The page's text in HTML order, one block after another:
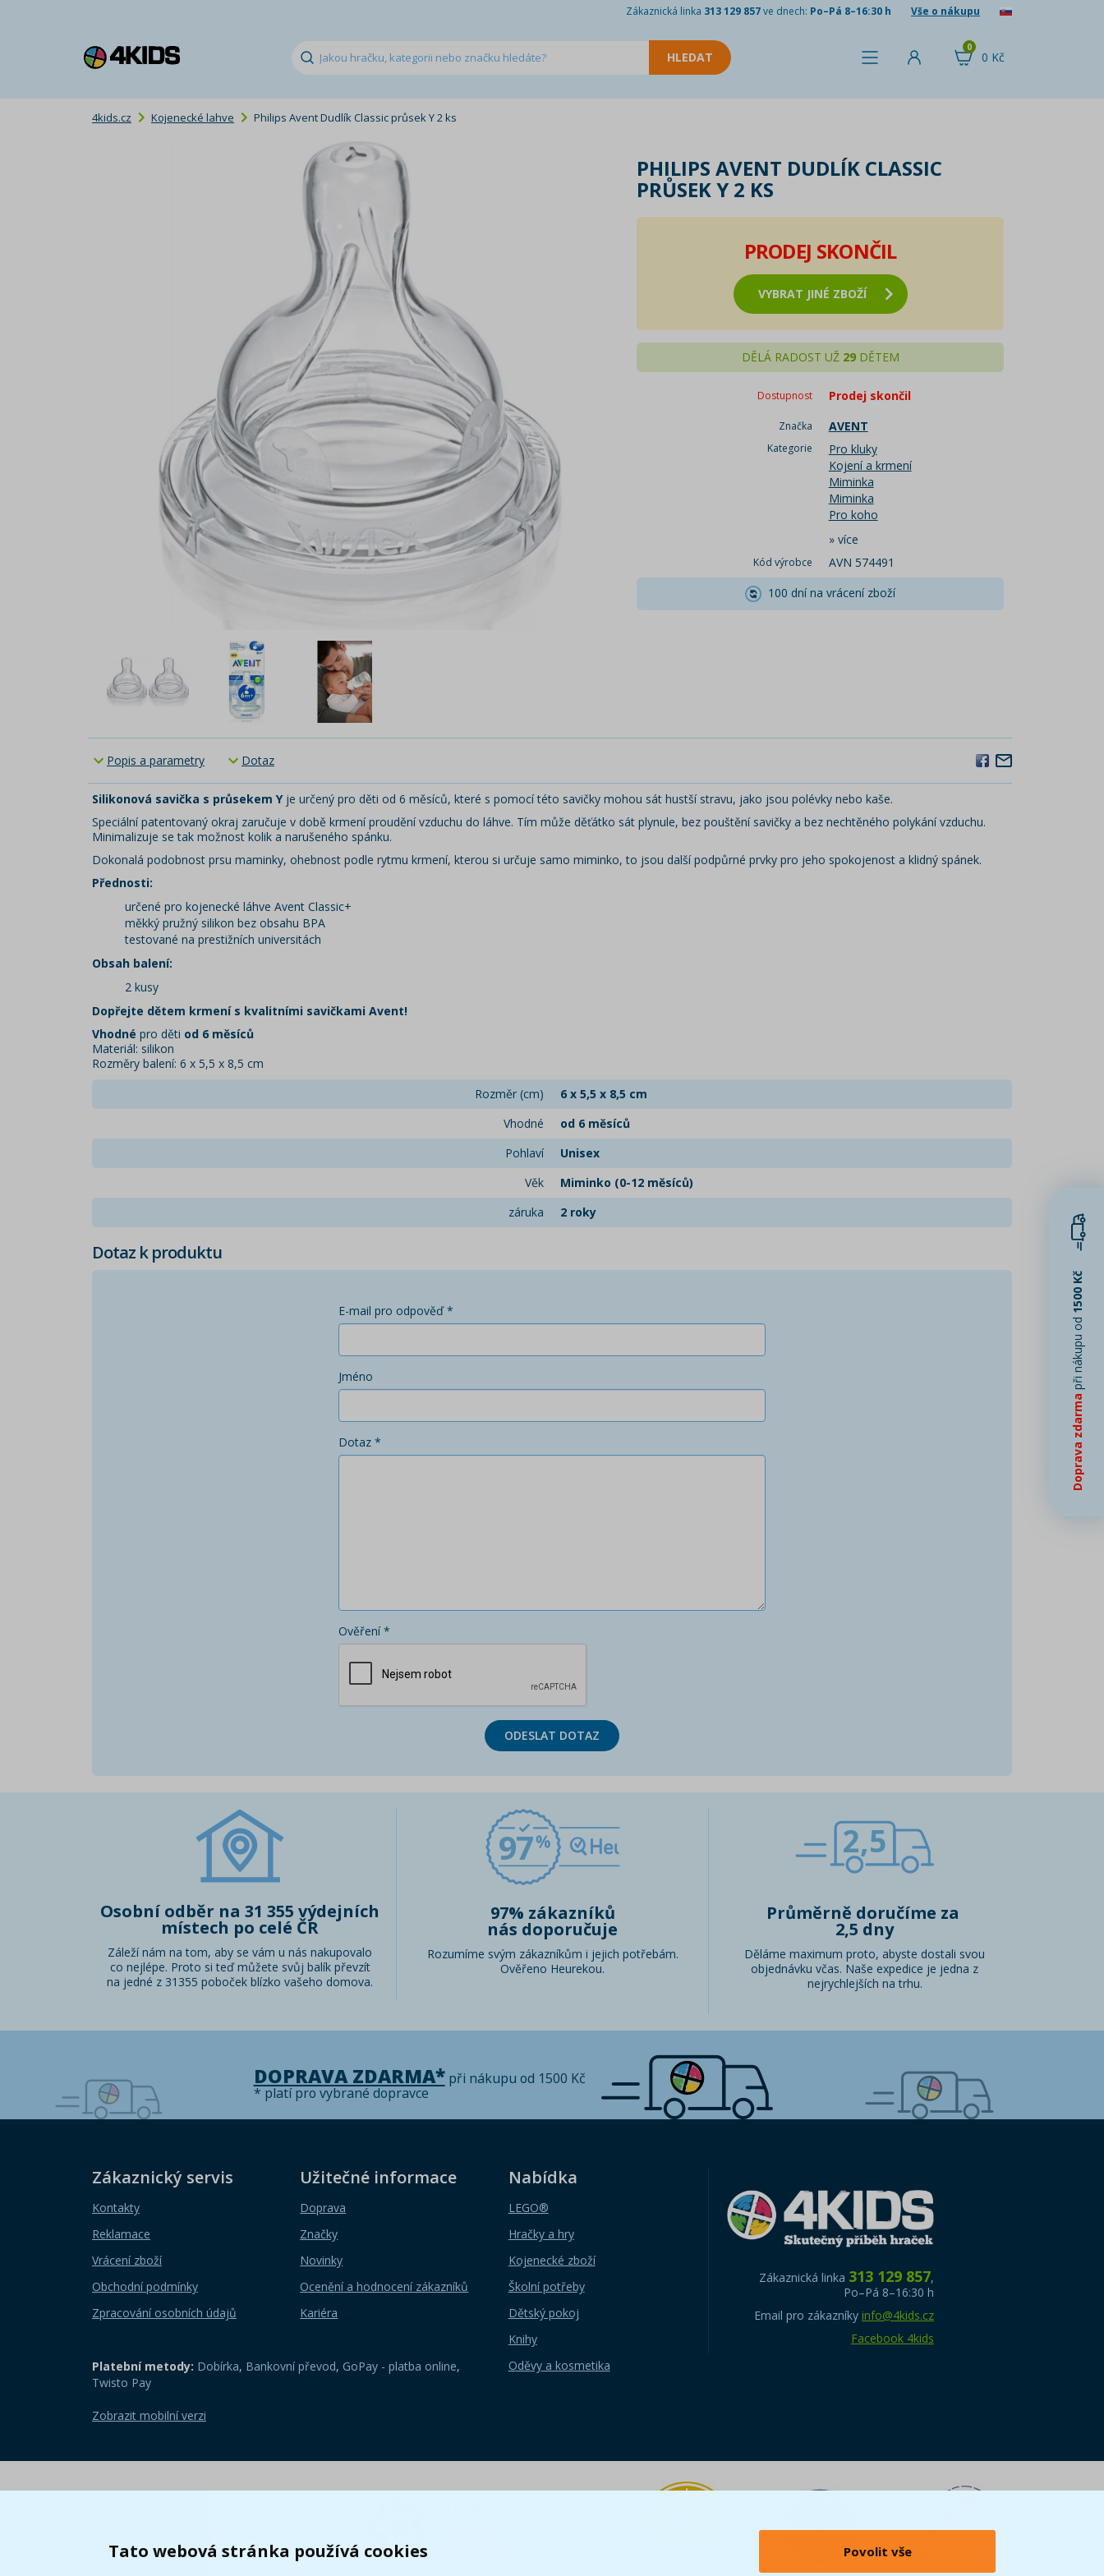
Tato webová stránka používá cookies Povolit vše
Zákaznická linka 313 129 857ve dnech: Po–Pá 8–16:30 h Vše o nákupu
0 Kč
0
4kids.cz Kojenecké lahve Philips Avent Dudlík Classic průsek Y 2 ks
PHILIPS AVENT DUDLÍK CLASSIC
PRŮSEK Y 2 KS
PRODEJ SKONČIL
VYBRAT JINÉ ZBOŽÍ
DĚLÁ RADOST UŽ 29DĚTEM
Dostupnost Prodej skončil
Značka AVENT
Kategorie
Pro kluky
Kojení a krmení
Miminka
Miminka
Pro koho
» více
Kód výrobce
AVN 574491
100 dní na vrácení zboží
Popis a parametry Dotaz
Silikonová savička s průsekem Yje určený pro děti od 6 měsíců, které s pomocí této savičky mohou sát hustší stravu, jako jsou polévky nebo kaše.
Speciální patentovaný okraj zaručuje v době krmení proudění vzduchu do láhve. Tím může děťátko sát plynule, bez pouštění savičky a bez nechtěného polykání vzduchu.
Minimalizuje se tak možnost kolik a narušeného spánku.
Dokonalá podobnost prsu maminky, ohebnost podle rytmu krmení, kterou si určuje samo miminko, to jsou další podpůrné prvky pro jeho spokojenost a klidný spánek.
Přednosti:
určené pro kojenecké láhve Avent Classic+
měkký pružný silikon bez obsahu BPA
testované na prestižních universitách
Obsah balení:
2 kusy
Dopřejte dětem krmení s kvalitními savičkami Avent!
Vhodné pro děti od 6 měsíců
Materiál: silikon
Rozměry balení: 6 x 5,5 x 8,5 cm
Rozměr (cm)
6 x 5,5 x 8,5 cm
Vhodné
od 6 měsíců
Pohlaví
Unisex
Věk
Miminko (0-12 měsíců)
záruka
2 roky
Dotaz k produktu
E-mail pro odpověď *
Jméno
Dotaz *
Ověření *
ODESLAT DOTAZ
Osobní odběr na 31 355 výdejních
místech po celé ČR
Záleží nám na tom, aby se vám u nás nakupovalo
co nejlépe. Proto si teď můžete svůj balík převzít
na jedné z 31355 poboček blízko vašeho domova.
97
97% zákazníků
nás doporučuje
Rozumíme svým zákazníkům i jejich potřebám.
Ověřeno Heurekou.
2,5
Průměrně doručíme za
2,5 dny
Děláme maximum proto, abyste dostali svou
objednávku včas. Naše expedice je jedna z
nejrychlejších na trhu.
DOPRAVA ZDARMA*při nákupu od 1500 Kč
* platí pro vybrané dopravce
Zákaznický servis
Kontakty
Reklamace
Vrácení zboží
Obchodní podmínky
Zpracování osobních údajů
Užitečné informace
Doprava
Značky
Novinky
Ocenění a hodnocení zákazníků
Kariéra
Nabídka
LEGO®
Hračky a hry
Kojenecké zboží
Školní potřeby
Dětský pokoj
Knihy
Oděvy a kosmetika
Platební metody: Dobírka, Bankovní převod, GoPay - platba online,
Twisto Pay
Zobrazit mobilní verzi
Zákaznická linka 313 129 857,
Po–Pá 8–16:30 h
Email pro zákazníky info@4kids.cz
Facebook 4kids
Doprava zdarma
při nákupu od
1500 Kč